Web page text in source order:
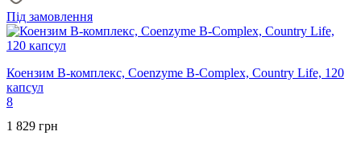
Під замовлення
Коензим B-комплекс, Coenzyme B-Complex, Country Life, 120
капсул
8
1 829 грн